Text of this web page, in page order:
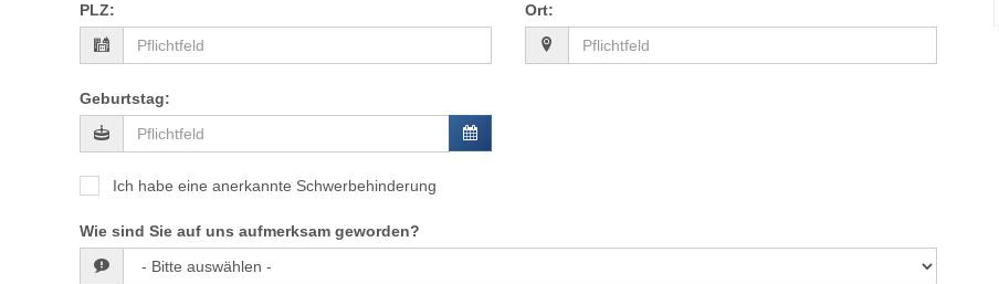
PLZ: Ort:
Geburtstag:
Ich habe eine anerkannte Schwerbehinderung
Wie sind Sie auf uns aufmerksam geworden?